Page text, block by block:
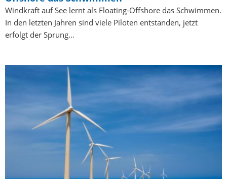
Windkraft auf See lernt als Floating-Offshore das Schwimmen.
In den letzten Jahren sind viele Piloten entstanden, jetzt
erfolgt der Sprung…